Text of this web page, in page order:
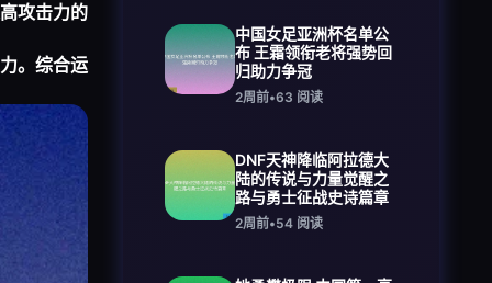
攻击力的
。综合运
中国女足亚洲杯名单公
布 王霜领衔老将强势回
归助力争冠
2周前•63 阅读
DNF天神降临阿拉德大
陆的传说与力量觉醒之
路与勇士征战史诗篇章
2周前•54 阅读